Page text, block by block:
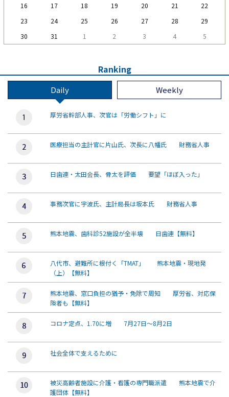
16
17 18 19 20 21
22
23
24 25 26 27 28
29
30
31 1 2 3 4 5
Ranking
Daily Weekly
厚労省幹部人事、次官は「労働シフト」に
医療担当の主計官に片山氏、次長に八幡氏 財務省人事
日歯連・太田会長、骨太を評価 要望「ほぼ入った」
事務次官に宇波氏、主計局長は坂本氏 財務省人事
熊本地震、歯科診52施設が全半壊 日歯連【無料】
八代市、避難所に根付く「TMAT」 熊本地震・現地発
（上）【無料】
熊本地震、窓口負担の猶予・免除で周知 厚労省、対応保
険者も【無料】
コロナ定点、1.70に増 7月27日～8月2日
社会全体で支えるために
被災高齢者施設に介護・看護の専門職派遣 熊本地震で介
護団体【無料】